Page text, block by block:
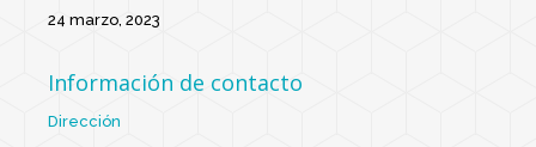
24 marzo, 2023
Información de contacto
Dirección